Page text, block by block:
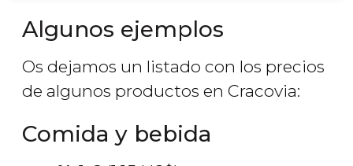
Algunos ejemplos
Os dejamos un listado con los precios
de algunos productos en Cracovia:
Comida y bebida